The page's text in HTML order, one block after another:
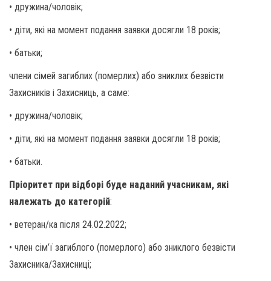
• дружина/чоловік;
• діти, які на момент подання заявки досягли 18 років;
• батьки;
члени сімей загиблих (померлих) або зниклих безвісти
Захисників і Захисниць, а саме:
• дружина/чоловік;
• діти, які на момент подання заявки досягли 18 років;
• батьки.
Пріоритет при відборі буде наданий учасникам, які
належать до категорій:
• ветеран/ка після 24.02.2022;
• член сім’ї загиблого (померлого) або зниклого безвісти
Захисника/Захисниці;